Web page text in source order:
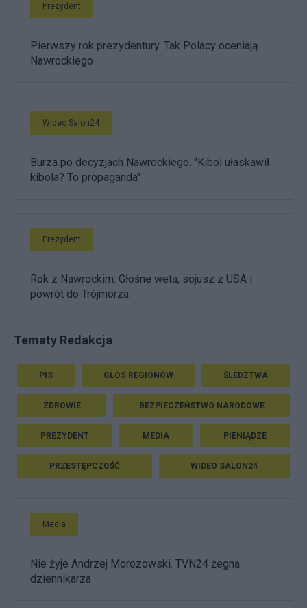
Prezydent
Pierwszy rok prezydentury. Tak Polacy oceniają
Nawrockiego
Wideo Salon24
Burza po decyzjach Nawrockiego. "Kibol ułaskawił
kibola? To propaganda"
Prezydent
Rok z Nawrockim. Głośne weta, sojusz z USA i
powrót do Trójmorza
Tematy Redakcja
PIS GŁOS REGIONÓW ŚLEDZTWA
ZDROWIE BEZPIECZEŃSTWO NARODOWE
PREZYDENT MEDIA PIENIĄDZE
PRZESTĘPCZOŚĆ WIDEO SALON24
Media
Nie żyje Andrzej Morozowski. TVN24 żegna
dziennikarza